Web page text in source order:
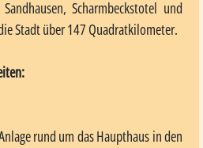
Scharmbeckstotel und
Stadt über 147 Quadratkilometer.
rund um das Haupthaus in den